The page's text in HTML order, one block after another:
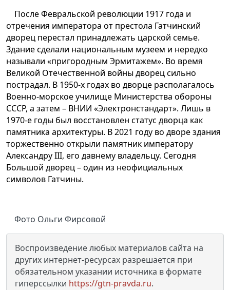
После Февральской революции 1917 года и
отречения императора от престола Гатчинский
дворец перестал принадлежать царской семье.
Здание сделали национальным музеем и нередко
называли «пригородным Эрмитажем». Во время
Великой Отечественной войны дворец сильно
пострадал. В 1950-х годах во дворце располагалось
Военно-морское училище Министерства обороны
СССР, а затем – ВНИИ «Электронстандарт». Лишь в
1970-е годы был восстановлен статус дворца как
памятника архитектуры. В 2021 году во дворе здания
торжественно открыли памятник императору
Александру III, его давнему владельцу. Сегодня
Большой дворец – один из неофициальных
символов Гатчины.
Фото Ольги Фирсовой
Воспроизведение любых материалов сайта на
других интернет-ресурсах разрешается при
обязательном указании источника в формате
гиперссылки https://gtn-pravda.ru.